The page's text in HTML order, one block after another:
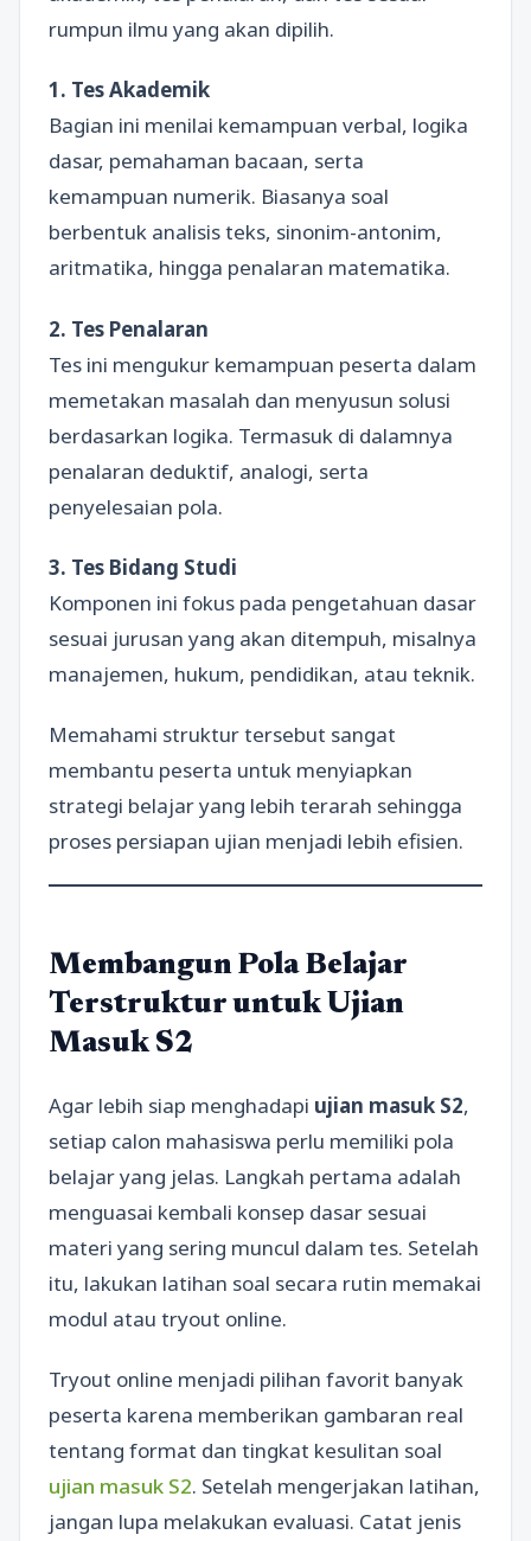
rumpun ilmu yang akan dipilih.
1. Tes Akademik
Bagian ini menilai kemampuan verbal, logika
dasar, pemahaman bacaan, serta
kemampuan numerik. Biasanya soal
berbentuk analisis teks, sinonim-antonim,
aritmatika, hingga penalaran matematika.
2. Tes Penalaran
Tes ini mengukur kemampuan peserta dalam
memetakan masalah dan menyusun solusi
berdasarkan logika. Termasuk di dalamnya
penalaran deduktif, analogi, serta
penyelesaian pola.
3. Tes Bidang Studi
Komponen ini fokus pada pengetahuan dasar
sesuai jurusan yang akan ditempuh, misalnya
manajemen, hukum, pendidikan, atau teknik.
Memahami struktur tersebut sangat
membantu peserta untuk menyiapkan
strategi belajar yang lebih terarah sehingga
proses persiapan ujian menjadi lebih efisien.
Membangun Pola Belajar
Terstruktur untuk Ujian
Masuk S2
Agar lebih siap menghadapi ujian masuk S2,
setiap calon mahasiswa perlu memiliki pola
belajar yang jelas. Langkah pertama adalah
menguasai kembali konsep dasar sesuai
materi yang sering muncul dalam tes. Setelah
itu, lakukan latihan soal secara rutin memakai
modul atau tryout online.
Tryout online menjadi pilihan favorit banyak
peserta karena memberikan gambaran real
tentang format dan tingkat kesulitan soal
ujian masuk S2. Setelah mengerjakan latihan,
jangan lupa melakukan evaluasi. Catat jenis